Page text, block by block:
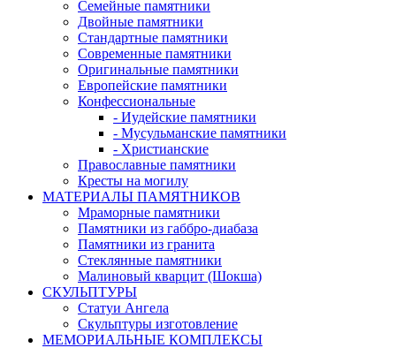
Семейные памятники
Двойные памятники
Стандартные памятники
Современные памятники
Оригинальные памятники
Европейские памятники
Конфессиональные
- Иудейские памятники
- Мусульманские памятники
- Христианские
Православные памятники
Кресты на могилу
МАТЕРИАЛЫ ПАМЯТНИКОВ
Мраморные памятники
Памятники из габбро-диабаза
Памятники из гранита
Стеклянные памятники
Малиновый кварцит (Шокша)
СКУЛЬПТУРЫ
Статуи Ангела
Скульптуры изготовление
МЕМОРИАЛЬНЫЕ КОМПЛЕКСЫ